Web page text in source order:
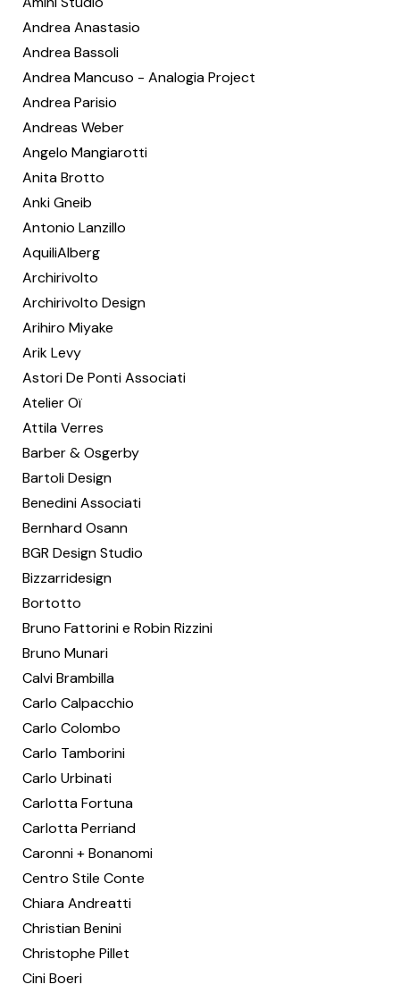
Andrea Anastasio
Andrea Bassoli
Andrea Mancuso - Analogia Project
Andrea Parisio
Andreas Weber
Angelo Mangiarotti
Anita Brotto
Anki Gneib
Antonio Lanzillo
AquiliAlberg
Archirivolto
Archirivolto Design
Arihiro Miyake
Arik Levy
Astori De Ponti Associati
Atelier Oï
Attila Verres
Barber & Osgerby
Bartoli Design
Benedini Associati
Bernhard Osann
BGR Design Studio
Bizzarridesign
Bortotto
Bruno Fattorini e Robin Rizzini
Bruno Munari
Calvi Brambilla
Carlo Calpacchio
Carlo Colombo
Carlo Tamborini
Carlo Urbinati
Carlotta Fortuna
Carlotta Perriand
Caronni + Bonanomi
Centro Stile Conte
Chiara Andreatti
Christian Benini
Christophe Pillet
Cini Boeri